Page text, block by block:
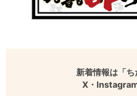
新着情報は「ち
X・